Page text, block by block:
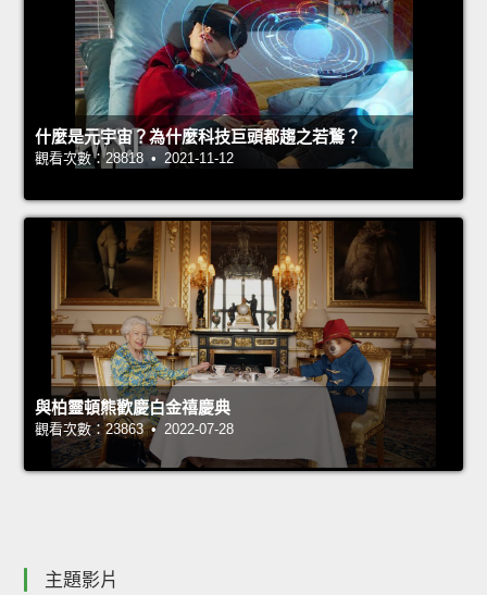
什麼是元宇宙？為什麼科技巨頭都趨之若鶩？
觀看次數：28818 • 2021-11-12
與柏靈頓熊歡慶白金禧慶典
觀看次數：23863 • 2022-07-28
主題影片